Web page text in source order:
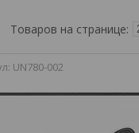
UN780-002